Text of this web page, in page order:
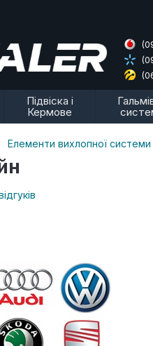
Підвіска і
Кермове
Елементи вихлопної системи